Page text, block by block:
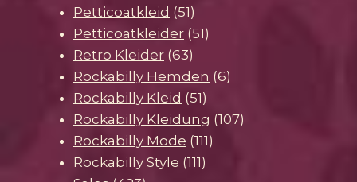
Petticoatkleid 5151
Produkte
Petticoatkleider 5151
Retro Kleider 6363
Produkte
Rockabilly Hemden 66
Rockabilly Kleid 5151
Produkte
Rockabilly Kleidung 107107
Rockabilly Mode 111111
Rockabilly Style 111111